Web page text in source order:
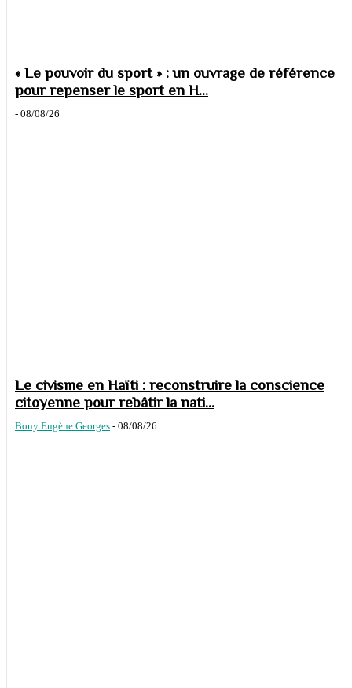
« Le pouvoir du sport » : un ouvrage de référence
pour repenser le sport en H...
- 08/08/26
Le civisme en Haïti : reconstruire la conscience
citoyenne pour rebâtir la nati...
Bony Eugène Georges - 08/08/26